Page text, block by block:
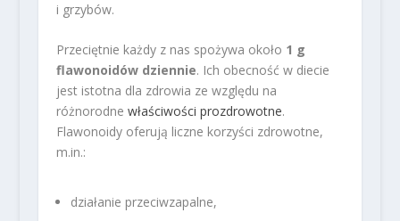
i grzybów.
Przeciętnie każdy z nas spożywa około 1 g
flawonoidów dziennie. Ich obecność w diecie
jest istotna dla zdrowia ze względu na
różnorodne właściwości prozdrowotne.
Flawonoidy oferują liczne korzyści zdrowotne,
m.in.:
działanie przeciwzapalne,